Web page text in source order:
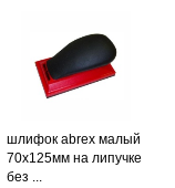
шлифок abrex малый
70х125мм на липучке
без ...